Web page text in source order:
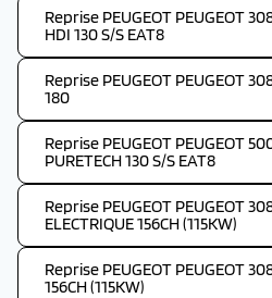
Reprise PEUGEOT PEUGEOT
HDI 130 S/S EAT8
Reprise PEUGEOT PEUGEOT
180
Reprise PEUGEOT PEUGEOT
PURETECH 130 S/S EAT8
Reprise PEUGEOT PEUGEOT
ELECTRIQUE 156CH (115KW)
Reprise PEUGEOT PEUGEOT
156CH (115KW)